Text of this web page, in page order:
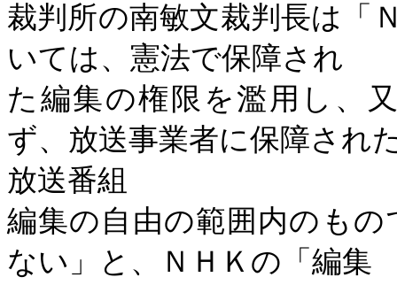
裁判所の南敏文裁判長は「
いては、憲法で保障され
た編集の権限を濫用し、
ず、放送事業者に保障され
放送番組
編集の自由の範囲内のも
ない」と、ＮＨＫの「編集